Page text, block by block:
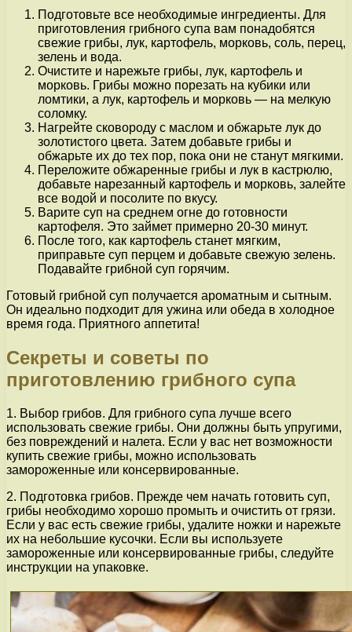
Подготовьте все необходимые ингредиенты. Для
приготовления грибного супа вам понадобятся
свежие грибы, лук, картофель, морковь, соль, перец,
зелень и вода.
Очистите и нарежьте грибы, лук, картофель и
морковь. Грибы можно порезать на кубики или
ломтики, а лук, картофель и морковь — на мелкую
соломку.
Нагрейте сковороду с маслом и обжарьте лук до
золотистого цвета. Затем добавьте грибы и
обжарьте их до тех пор, пока они не станут мягкими.
Переложите обжаренные грибы и лук в кастрюлю,
добавьте нарезанный картофель и морковь, залейте
все водой и посолите по вкусу.
Варите суп на среднем огне до готовности
картофеля. Это займет примерно 20-30 минут.
После того, как картофель станет мягким,
приправьте суп перцем и добавьте свежую зелень.
Подавайте грибной суп горячим.
Готовый грибной суп получается ароматным и сытным.
Он идеально подходит для ужина или обеда в холодное
время года. Приятного аппетита!
Секреты и советы по
приготовлению грибного супа
1. Выбор грибов. Для грибного супа лучше всего
использовать свежие грибы. Они должны быть упругими,
без повреждений и налета. Если у вас нет возможности
купить свежие грибы, можно использовать
замороженные или консервированные.
2. Подготовка грибов. Прежде чем начать готовить суп,
грибы необходимо хорошо промыть и очистить от грязи.
Если у вас есть свежие грибы, удалите ножки и нарежьте
их на небольшие кусочки. Если вы используете
замороженные или консервированные грибы, следуйте
инструкции на упаковке.